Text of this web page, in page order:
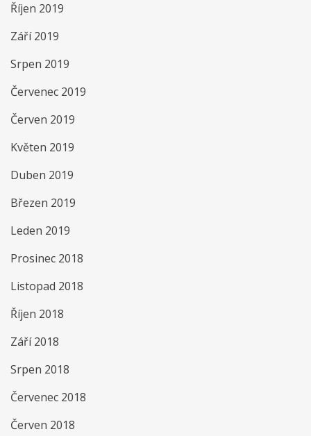
Říjen 2019
Září 2019
Srpen 2019
Červenec 2019
Červen 2019
Květen 2019
Duben 2019
Březen 2019
Leden 2019
Prosinec 2018
Listopad 2018
Říjen 2018
Září 2018
Srpen 2018
Červenec 2018
Červen 2018